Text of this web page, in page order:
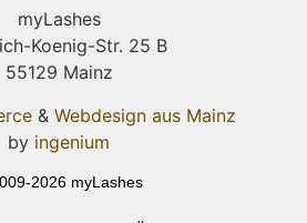
myLashes
Koenig-Str. 25 B
55129 Mainz
& Webdesign aus Mainz
by ingenium
2026 myLashes